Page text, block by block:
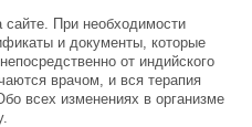
При необходимости
и документы, которые
от индийского
врачом, и вся терапия
всех изменениях в организме